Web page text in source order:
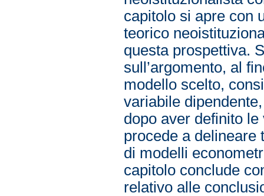
capitolo si apre con
teorico
questa prospettiva.
sull’argomento, al
modello scelto,
variabile
dopo aver definito
procede a delineare
di modelli
capitolo conclude
relativo alle